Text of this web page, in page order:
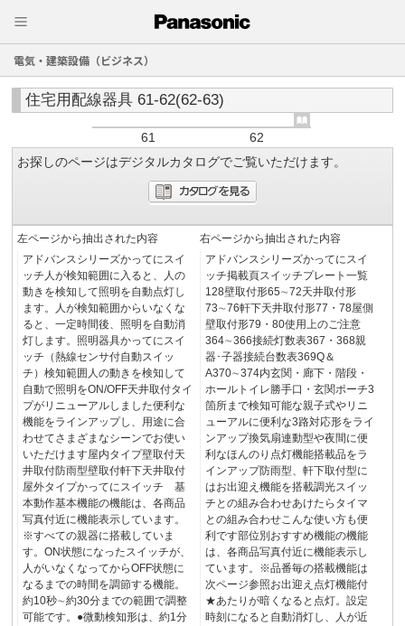
電気・建築設備（ビジネス）
住宅用配線器具 61-62(62-63)
61
62
お探しのページはデジタルカタログでご覧いただけます。
左ページから抽出された内容
アドバンスシリーズかってにスイ
ッチ人が検知範囲に入ると、人の
動きを検知して照明を自動点灯し
ます。人が検知範囲からいなくな
ると、一定時間後、照明を自動消
灯します。照明器具かってにスイ
ッチ（熱線センサ付自動スイッ
チ）検知範囲人の動きを検知して
自動で照明をON/OFF天井取付タイ
プがリニューアルしました便利な
機能をラインアップし、用途に合
わせてさまざまなシーンでお使い
いただけます屋内タイプ壁取付天
井取付防雨型壁取付軒下天井取付
屋外タイプかってにスイッチ 基
本動作基本機能の機能は、各商品
写真付近に機能表示しています。
※すべての親器に搭載していま
す。ON状態になったスイッチが、
人がいなくなってからOFF状態に
なるまでの時間を調節する機能。
約10秒∼約30分までの範囲で調整
可能です。●微動検知形は、約1分
右ページから抽出された内容
アドバンスシリーズかってにスイ
ッチ掲載頁スイッチプレート一覧
128壁取付形65∼72天井取付形
73∼76軒下天井取付形77・78屋側
壁取付形79・80使用上のご注意
364∼366接続灯数表367・368親
器･子器接続台数表369Q＆
A370∼374内玄関・廊下・階段・
ホールトイレ勝手口・玄関ポーチ3
箇所まで検知可能な親子式やリニ
ューアルに便利な3路対応形をライ
ンアップ換気扇連動型や夜間に便
利なほんのり点灯機能搭載品をラ
インアップ防雨型、軒下取付型に
はお出迎え機能を搭載調光スイッ
チとの組み合わせあけたらタイマ
との組み合わせこんな使い方も便
利です部位別おすすめ機能の機能
は、各商品写真付近に機能表示し
ています。※品番毎の搭載機能は
次ページ参照お出迎え点灯機能付
★あたりが暗くなると点灯。設定
時刻になると自動消灯し、人が近